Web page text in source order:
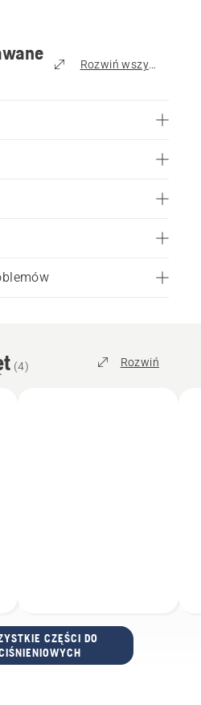
Rozwiń wszystko
(4) Rozwiń
CZĘŚCI DO